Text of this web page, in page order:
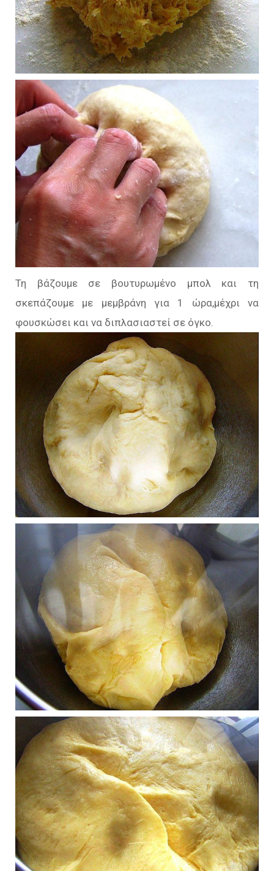
Τη βάζουμε σε βουτυρωμένο μπολ και τη
σκεπάζουμε με μεμβράνη για 1 ώρα,μέχρι να
φουσκώσει και να διπλασιαστεί σε όγκο.